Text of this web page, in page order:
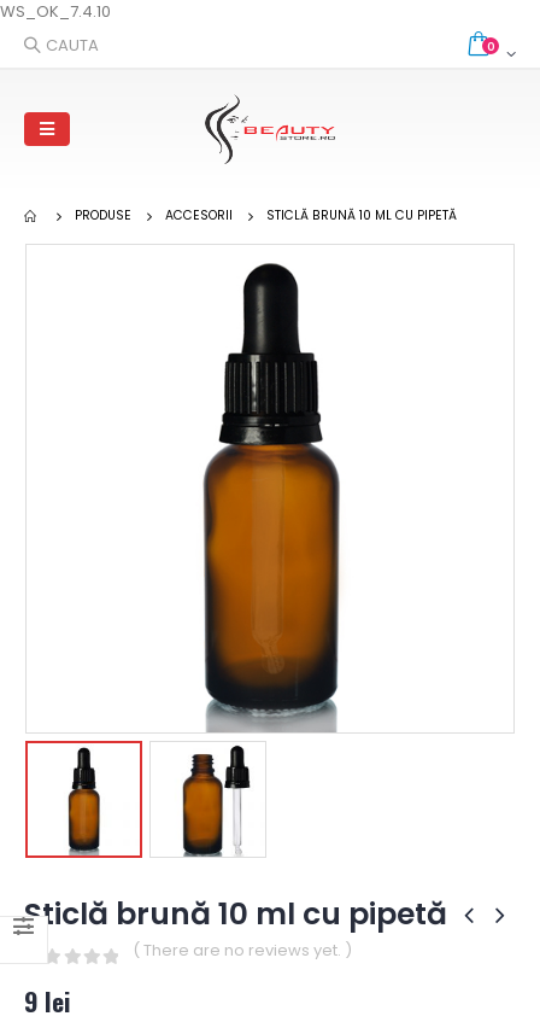
WS_OK_7.4.10
CAUTA
0
PRODUSE ACCESORII STICLĂ BRUNĂ 10 ML CU PIPETĂ
Sticlă brună 10 ml cu pipetă
( There are no reviews yet. )
9 lei